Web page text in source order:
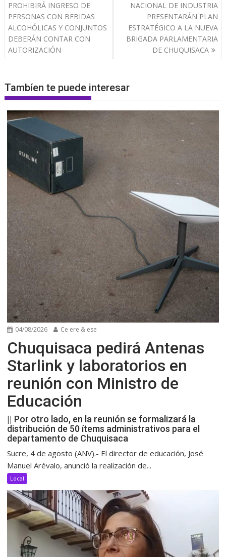
de
entradas
PROHIBIRÁ INGRESO DE
PERSONAS CON BEBIDAS
ALCOHÓLICAS Y CONJUNTOS
DEBERÁN CONTAR CON
AUTORIZACIÓN
NACIONAL DE INDUSTRIA
PRESENTARÁN PLAN
ESTRATÉGICO A LA NUEVA
BRIGADA PARLAMENTARIA
DE CHUQUISACA
Tambíen te puede interesar
04/08/2026 Ce ere & ese
Chuquisaca pedirá Antenas
Starlink y laboratorios en
reunión con Ministro de
Educación
|| Por otro lado, en la reunión se formalizará la
distribución de 50 ítems administrativos para el
departamento de Chuquisaca
Sucre, 4 de agosto (ANV).- El director de educación, José
Manuel Arévalo, anunció la realización de...
Local